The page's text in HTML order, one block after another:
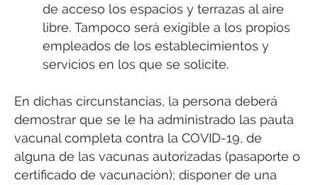
de acceso los espacios y terrazas al aire
libre. Tampoco será exigible a los propios
empleados de los establecimientos y
servicios en los que se solicite.
En dichas circunstancias, la persona deberá
demostrar que se le ha administrado las pauta
vacunal completa contra la COVID-19, de
alguna de las vacunas autorizadas (pasaporte o
certificado de vacunación); disponer de una